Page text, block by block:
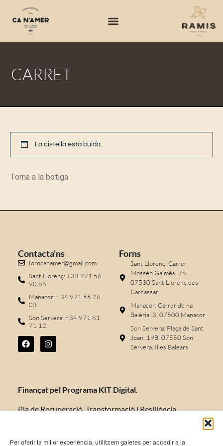
Per oferir la millor experiència, utilitzem galetes per accedir a la
CARRET
La cistella està buida.
Torna a la botiga
Finançat pel Programa KIT Digital.
Pla de Recuperació, Transformació i Resiliència
Contacta'ns
forncanamer@gmail.com
Sant Llorenç: +34 971 56
90 86
Manacor: +34 971 55 26
03
Son Servera: +34 971 81
71 12
Forns
Sant Llorenç: Carrer
Mossèn Galmés, 76,
07530 Sant Llorenç des
Cardassar
Manacor: Carrer de na
Balèria, 3, 07500 Manacor
Son Servera: Plaça de Sant
Joan, 19B, 07550 Son
Servera, Illes Balears